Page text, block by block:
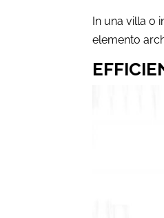
In una villa o
elemento